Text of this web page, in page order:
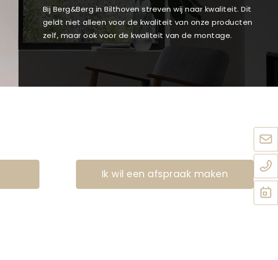
Bij Berg&Berg in Bilthoven streven wij naar kwaliteit. Dit
geldt niet alleen voor de kwaliteit van onze producten
zelf, maar ook voor de kwaliteit van de montage.
Ik wil een afspraak maken